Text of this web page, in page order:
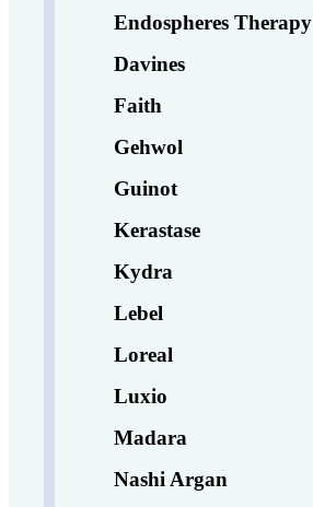
Endospheres Therapy
Davines
Faith
Gehwol
Guinot
Kerastase
Kydra
Lebel
Loreal
Luxio
Madara
Nashi Argan